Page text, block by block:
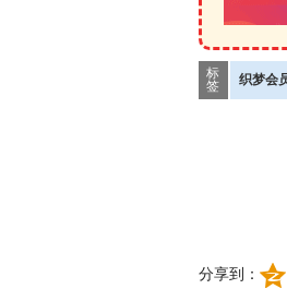
标
签
织梦会
分享到：